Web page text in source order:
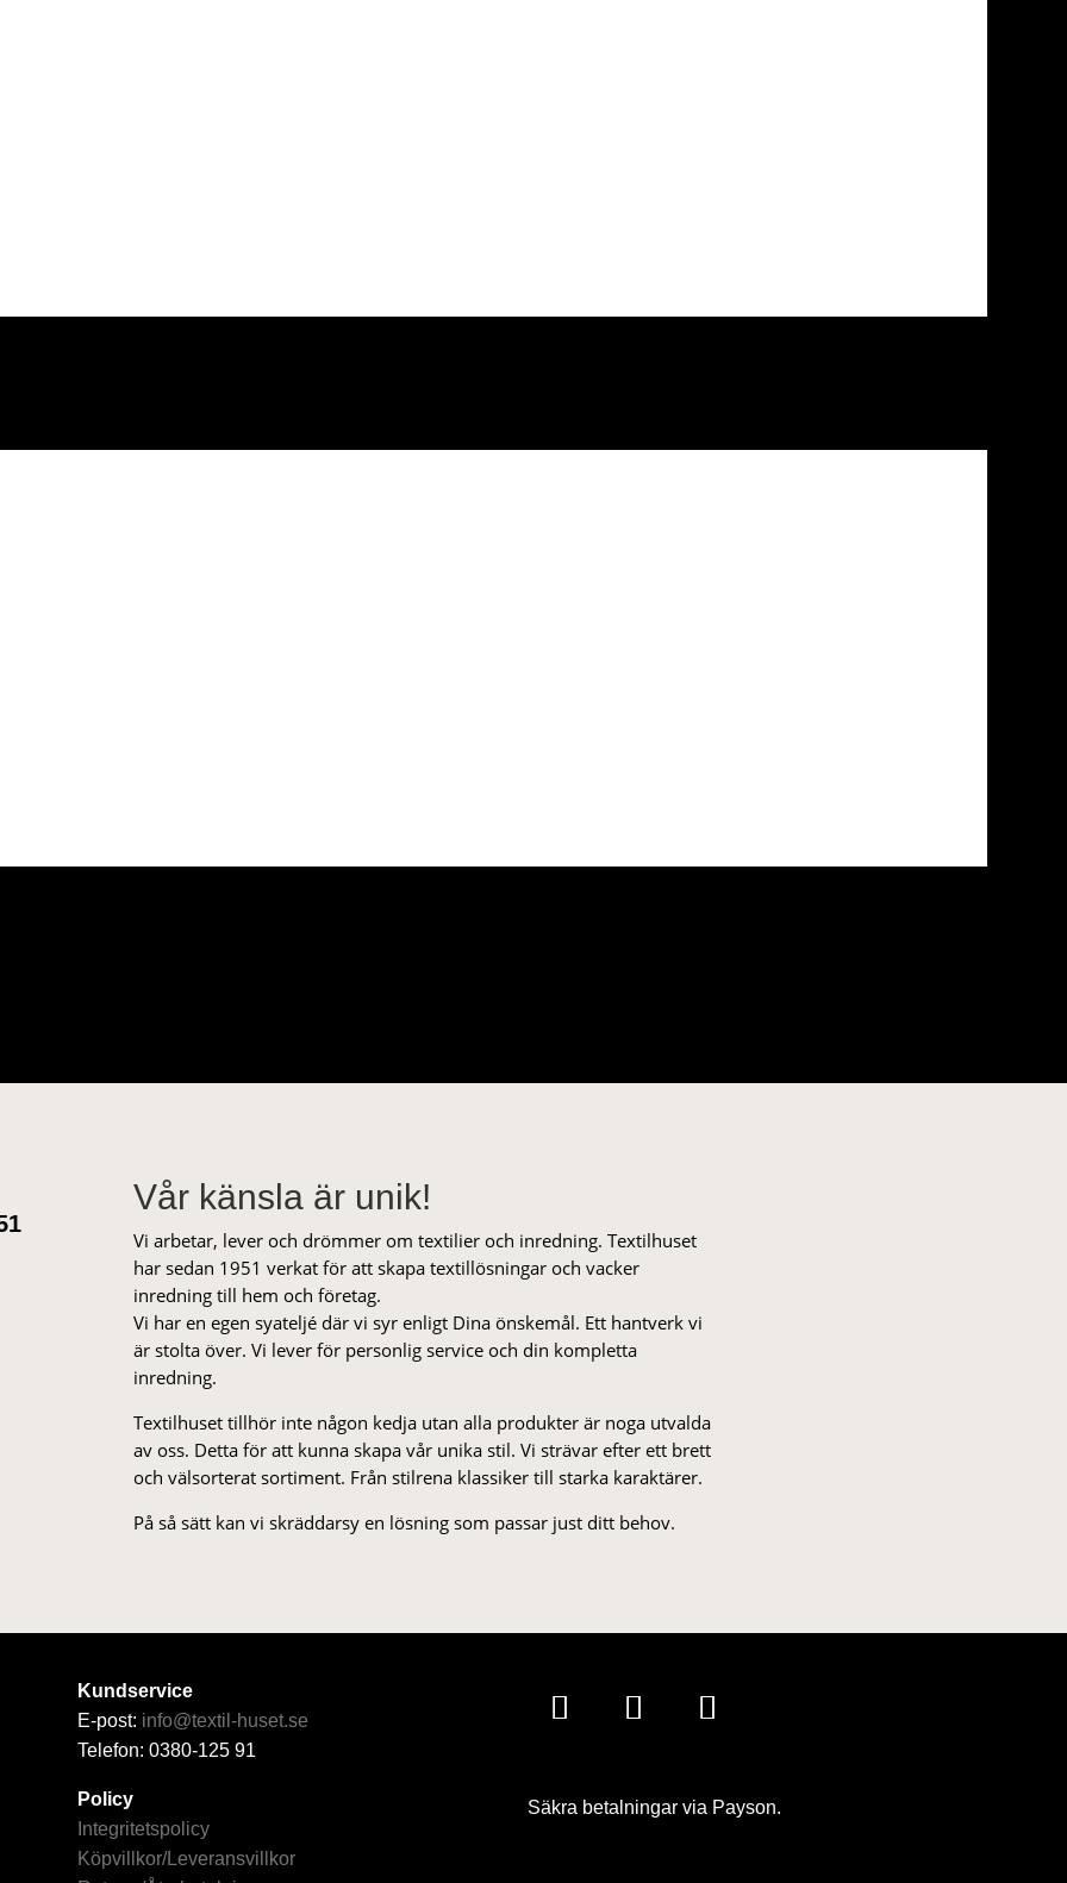
Vår känsla är unik!
Vi arbetar, lever och drömmer om textilier och inredning. Textilhuset
har sedan 1951 verkat för att skapa textillösningar och vacker
inredning till hem och företag.
Vi har en egen syateljé där vi syr enligt Dina önskemål. Ett hantverk vi
är stolta över. Vi lever för personlig service och din kompletta
inredning.
Textilhuset tillhör inte någon kedja utan alla produkter är noga utvalda
av oss. Detta för att kunna skapa vår unika stil. Vi strä­var efter ett brett
och välsorterat sor­ti­ment. Från stil­rena klas­siker till starka karaktärer.
På så sätt kan vi skräddarsy en lösning som passar just ditt behov.
Kundservice
E-post: info@textil-huset.se
Telefon: 0380-125 91
Policy
Integritetspolicy
Köpvillkor/Leveransvillkor
Säkra betalningar via Payson.